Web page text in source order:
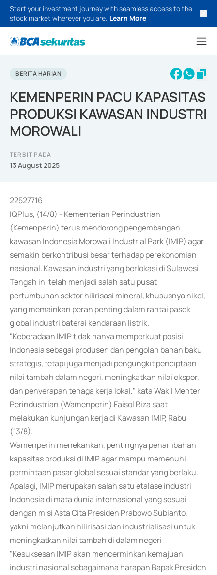
Start your investment journey with seamless access to the
stock market wherever you are. Learn More
BERITA HARIAN
KEMENPERIN PACU KAPASITAS
PRODUKSI KAWASAN INDUSTRI
MOROWALI
TERBIT PADA
13 August 2025
22527716
IQPlus, (14/8) - Kementerian Perindustrian
(Kemenperin) terus mendorong pengembangan
kawasan Indonesia Morowali Industrial Park (IMIP) agar
semakin berkontribusi besar terhadap perekonomian
nasional. Kawasan industri yang berlokasi di Sulawesi
Tengah ini telah menjadi salah satu pusat
pertumbuhan sektor hilirisasi mineral, khususnya nikel,
yang memainkan peran penting dalam rantai pasok
global industri baterai kendaraan listrik.
"Keberadaan IMIP tidak hanya memperkuat posisi
Indonesia sebagai produsen dan pengolah bahan baku
strategis, tetapi juga menjadi pengungkit penciptaan
nilai tambah dalam negeri, meningkatkan nilai ekspor,
dan penyerapan tenaga kerja lokal," kata Wakil Menteri
Perindustrian (Wamenperin) Faisol Riza saat
melakukan kunjungan kerja di Kawasan IMIP, Rabu
(13/8).
Wamenperin menekankan, pentingnya penambahan
kapasitas produksi di IMIP agar mampu memenuhi
permintaan pasar global sesuai standar yang berlaku.
Apalagi, IMIP merupakan salah satu etalase industri
Indonesia di mata dunia internasional yang sesuai
dengan misi Asta Cita Presiden Prabowo Subianto,
yakni melanjutkan hilirisasi dan industrialisasi untuk
meningkatkan nilai tambah di dalam negeri
"Kesuksesan IMIP akan mencerminkan kemajuan
industri nasional sebagaimana harapan Bapak Presiden